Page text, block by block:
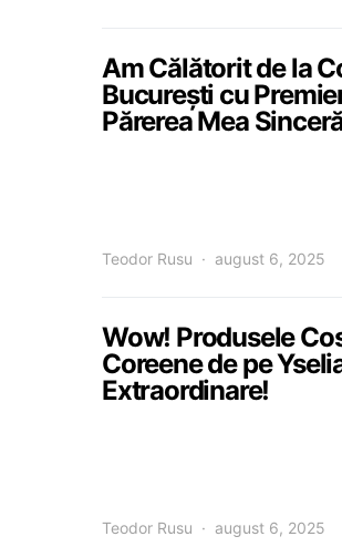
Am Călătorit de la
București cu
Părerea Mea
Teodor Rusu august 6, 2025
Wow! Produsele
Coreene de pe
Extraordinare!
Teodor Rusu august 6, 2025